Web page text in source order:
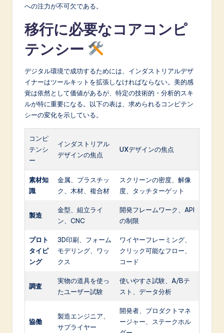
への注力が不可欠である。
移行に必要なコアコンピ
テンシー
デジタル環境で成功するためには、インダストリアルデザ
イナーはツールキットを拡張しなければならない。美的感
覚は依然として価値があるが、特定の技術的・分析的スキ
ルが特に重要になる。以下の表は、求められるコンピテン
シーの変化を示している。
コンピ
テンシ
ー
インダストリアル
デザインの焦点
UXデザインの焦点
素材知
識
金属、プラスチッ
ク、木材、複合材
スクリーンの密度、解像
度、タッチターゲット
製造
金型、組立ライ
ン、CNC
開発フレームワーク、API
の制限
プロト
タイピ
ング
3D印刷、フォーム
モデリング、ワッ
クス
ワイヤーフレーミング、
クリック可能なフロー、
コード
調査
実物の道具を使っ
たユーザー試験
使いやすさ試験、A/Bテ
スト、データ分析
協働
製造エンジニア、
サプライヤー
開発者、プロダクトマネ
ージャー、ステークホル